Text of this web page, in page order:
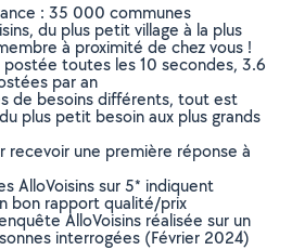
: 35 000 communes
du plus petit village à la plus
à proximité de chez vous !
toutes les 10 secondes, 3.6
par an
de besoins différents, tout est
plus petit besoin aux plus grands
recevoir une première réponse à
AlloVoisins sur 5* indiquent
bon rapport qualité/prix
AlloVoisins réalisée sur un
interrogées (Février 2024)